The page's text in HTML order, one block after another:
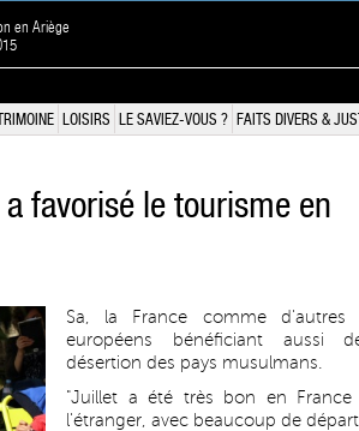
en Ariège
LOISIRS LE SAVIEZ-VOUS ? FAITS DIVERS &
favorisé le tourisme en
Sa, la France comme d'autres
européens bénéficiant aussi
désertion des pays musulmans.
"Juillet a été très bon en
l'étranger, avec beaucoup de